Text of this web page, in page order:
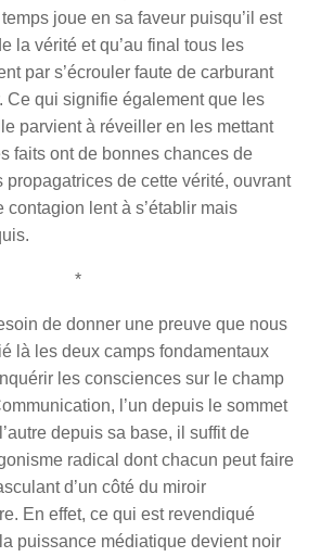
joue en sa faveur puisqu’il est
la vérité et qu’au final tous les
par s’écrouler faute de carburant
Ce qui signifie également que les
parvient à réveiller en les mettant
faits ont de bonnes chances de
de cette vérité, ouvrant
contagion lent à s’établir mais
*
de donner une preuve que nous
là les deux camps fondamentaux
les consciences sur le champ
l’un depuis le sommet
depuis sa base, il suffit de
radical dont chacun peut faire
d’un côté du miroir
En effet, ce qui est revendiqué
puissance médiatique devient noir